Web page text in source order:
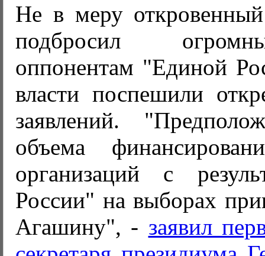
Не в меру
подбросил
оппонентам "Единой
власти поспешили
заявлений.
объема
организаций с
России" на выборах
Агашину", - заявил